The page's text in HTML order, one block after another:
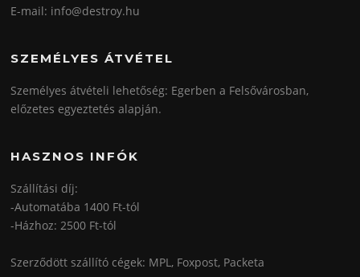
E-mail: info@destroy.hu
SZEMÉLYES ÁTVÉTEL
Személyes átvételi lehetőség: Egerben a Felsővárosban,
előzetes egyeztetés alapján.
HASZNOS INFÓK
Szállítási díj:
-Automatába 1400 Ft-tól
-Házhoz: 2500 Ft-tól
Szerződött szállító cégek: MPL, Foxpost, Packeta